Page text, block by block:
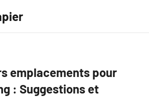
emplacements pour
: Suggestions et